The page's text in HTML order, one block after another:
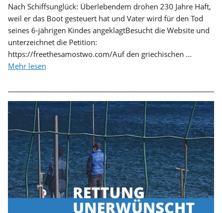
Nach Schiffsunglück: Überlebendem drohen 230 Jahre Haft,
weil er das Boot gesteuert hat und Vater wird für den Tod
seines 6-jährigen Kindes angeklagtBesucht die Website und
unterzeichnet die Petition:
https://freethesamostwo.com/Auf den griechischen ...
Mehr lesen